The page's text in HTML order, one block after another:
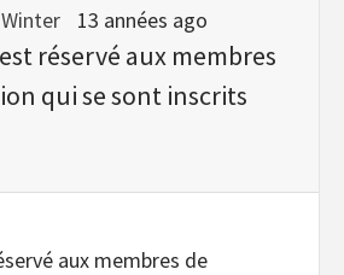
13 années ago
réservé aux membres
qui se sont inscrits
aux membres de